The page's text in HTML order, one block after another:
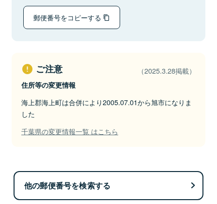
郵便番号をコピーする
ご注意 （2025.3.28掲載）
住所等の変更情報
海上郡海上町は合併により2005.07.01から旭市になりま
した
千葉県の変更情報一覧 はこちら
他の郵便番号を検索する